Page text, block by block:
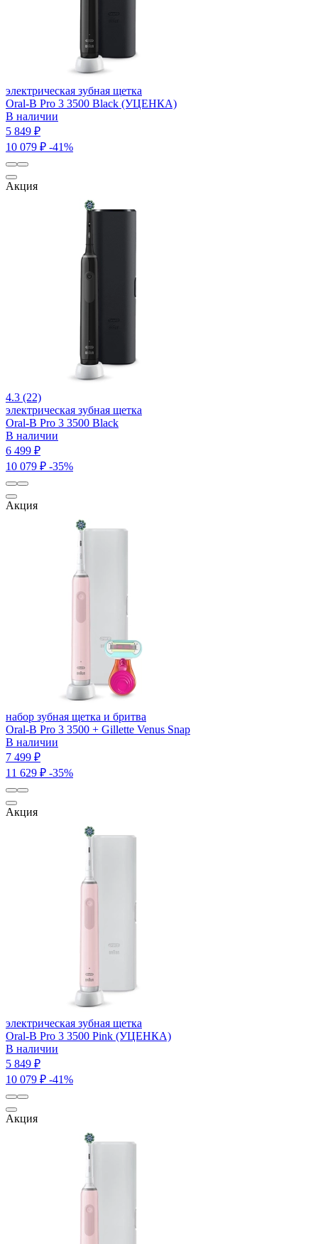
электрическая зубная щетка
Oral-B Pro 3 3500 Black (УЦЕНКА)
В наличии
5 849 ₽
10 079 ₽ -41%
Акция
4.3 (22)
электрическая зубная щетка
Oral-B Pro 3 3500 Black
В наличии
6 499 ₽
10 079 ₽ -35%
Акция
набор зубная щетка и бритва
Oral-B Pro 3 3500 + Gillette Venus Snap
В наличии
7 499 ₽
11 629 ₽ -35%
Акция
электрическая зубная щетка
Oral-B Pro 3 3500 Pink (УЦЕНКА)
В наличии
5 849 ₽
10 079 ₽ -41%
Акция